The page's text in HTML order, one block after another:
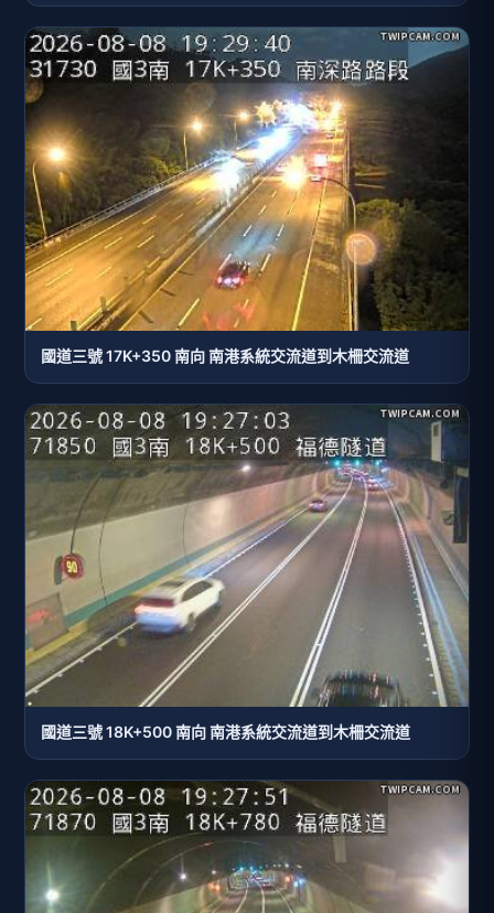
國道三號 17K+350 南向 南港系統交流道到木柵交流道
國道三號 18K+500 南向 南港系統交流道到木柵交流道